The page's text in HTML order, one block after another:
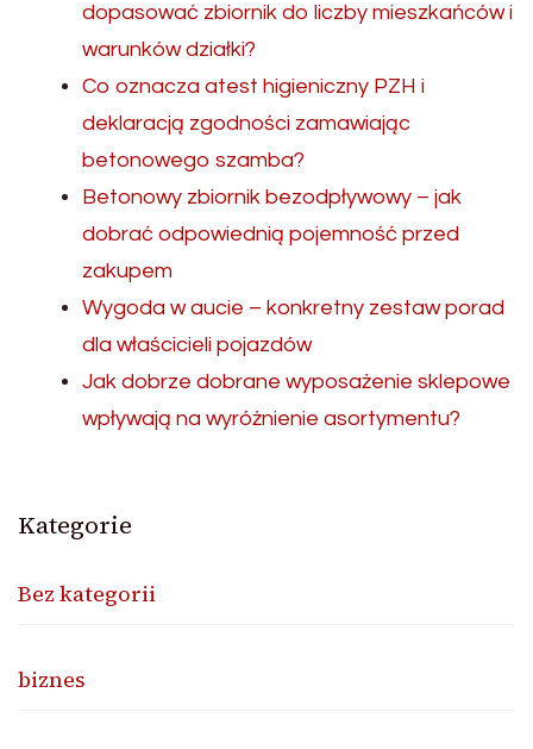
dopasować zbiornik do liczby mieszkańców i
warunków działki?
Co oznacza atest higieniczny PZH i
deklaracją zgodności zamawiając
betonowego szamba?
Betonowy zbiornik bezodpływowy – jak
dobrać odpowiednią pojemność przed
zakupem
Wygoda w aucie – konkretny zestaw porad
dla właścicieli pojazdów
Jak dobrze dobrane wyposażenie sklepowe
wpływają na wyróżnienie asortymentu?
Kategorie
Bez kategorii
biznes